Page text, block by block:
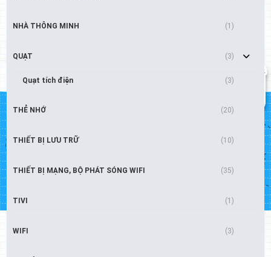
NHÀ THÔNG MINH (1)
QUẠT (3)
Quạt tích điện (3)
THẺ NHỚ (20)
THIẾT BỊ LƯU TRỮ (10)
THIẾT BỊ MẠNG, BỘ PHÁT SÓNG WIFI (35)
TIVI (1)
WIFI (3)